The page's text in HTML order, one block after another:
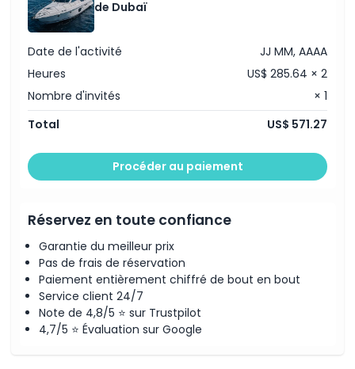
Code vestimentaire
Politique d'annulation
de Dubaï
Date de l'activité
JJ MM, AAAA
Heures
US$ 285.64 × 2
Nombre d'invités
× 1
Total
US$ 571.27
Procéder au paiement
Réservez en toute confiance
Garantie du meilleur prix
Pas de frais de réservation
Paiement entièrement chiffré de bout en bout
Service client 24/7
Note de 4,8/5 ⭐ sur Trustpilot
4,7/5 ⭐ Évaluation sur Google